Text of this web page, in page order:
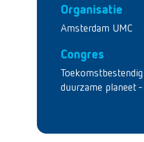
Organisatie
Amsterdam UMC
Congres
duurzame planeet